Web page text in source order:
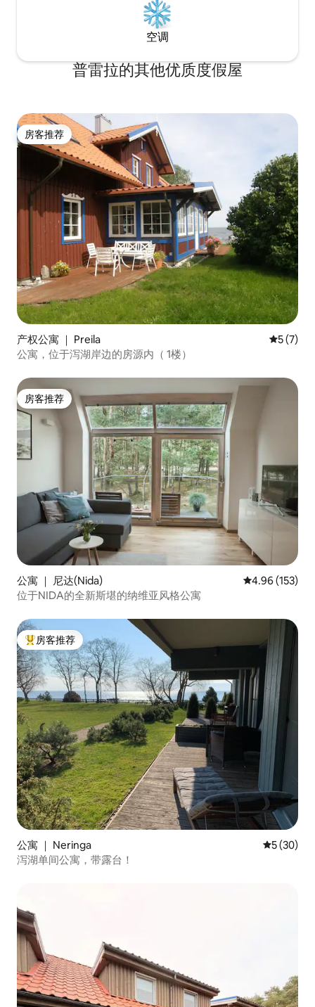
空调
普雷拉的其他优质度假屋
房客推荐
房客推荐
产权公寓 ｜ Preila 平均评分
5 (7)
公寓，位于泻湖岸边的房源内（ 1楼）
房客推荐
房客推荐
公寓 ｜ 尼达(Nida) 平均评分 4.96
4.96 (153)
位于NIDA的全新斯堪的纳维亚风格公寓
热门「房客推荐」
房客推荐
公寓 ｜ Neringa 平均评分
5 (30)
泻湖单间公寓，带露台！